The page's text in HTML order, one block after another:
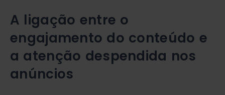
A ligação entre o
engajamento do conteúdo e
a atenção despendida nos
anúncios